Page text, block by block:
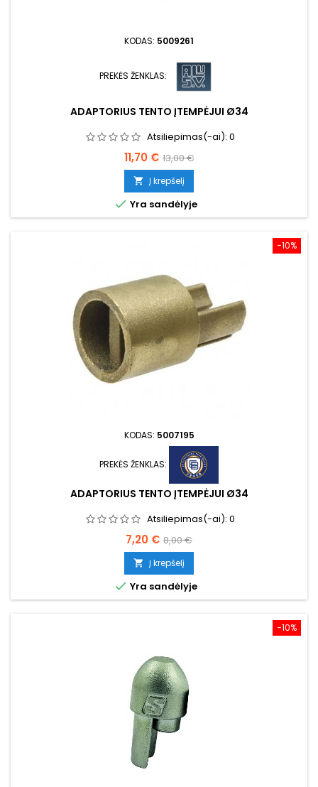
KODAS: 5009261
PREKĖS ŽENKLAS:
ADAPTORIUS TENTO ĮTEMPĖJUI Ø34
Atsiliepimas(-ai): 0
Kaina
11,70 € Bazinė
kaina
13,00 €
 Į krepšelį
 Yra sandėlyje
−10%
KODAS: 5007195
PREKĖS ŽENKLAS:
ADAPTORIUS TENTO ĮTEMPĖJUI Ø34
Atsiliepimas(-ai): 0
Kaina
7,20 € Bazinė
kaina
8,00 €
 Į krepšelį
 Yra sandėlyje
−10%